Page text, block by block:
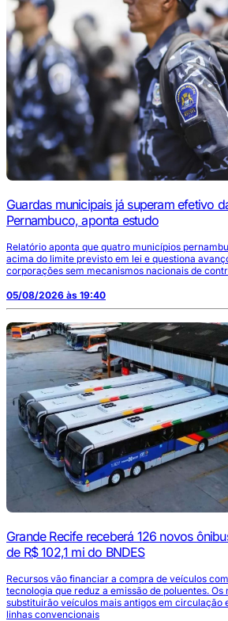
Guardas municipais já superam efetivo
Pernambuco, aponta estudo
Relatório aponta que quatro municípios
acima do limite previsto em lei e questiona
corporações sem mecanismos nacionais de
05/08/2026 às 19:40
Grande Recife receberá 126 novos
de R$ 102,1 mi do BNDES
Recursos vão financiar a compra de veículos
tecnologia que reduz a emissão de poluentes. Os
substituirão veículos mais antigos em circulação
linhas convencionais